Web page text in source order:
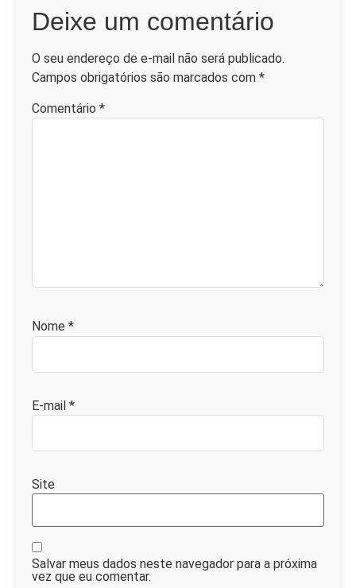
Deixe um comentário
O seu endereço de e-mail não será publicado.
Campos obrigatórios são marcados com *
Comentário *
Nome *
E-mail *
Site
Salvar meus dados neste navegador para a próxima
vez que eu comentar.